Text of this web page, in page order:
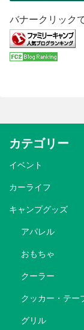
バナークリック
カテゴリー
イベント
カーライフ
キャンプグッズ
アパレル
おもちゃ
クーラー
クッカー・テー
グリル